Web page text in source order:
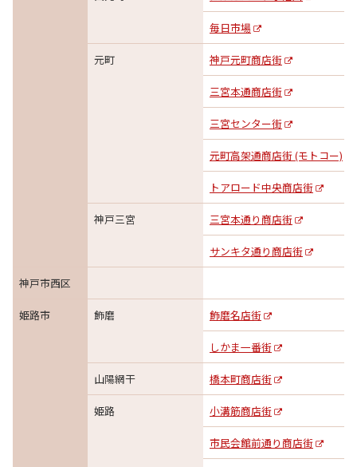
毎日市場
元町 神戸元町商店街
三宮本通商店街
三宮センター街
元町高架通商店街 (モトコー)
トアロード中央商店街
神戸三宮 三宮本通り商店街
サンキタ通り商店街
神戸市西区
姫路市 飾磨 飾磨名店街
しかま一番街
山陽網干 橋本町商店街
姫路 小溝筋商店街
市民会館前通り商店街